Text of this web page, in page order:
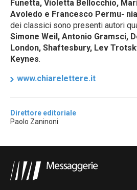
Funetta, Violetta Bellocchio,
Avoledo e Francesco Permu-
dei classici sono presenti autori
Simone Weil, Antonio Gramsci,
London, Shaftesbury, Lev
Keynes.
www.chiarelettere.it
Direttore editoriale
Paolo Zaninoni